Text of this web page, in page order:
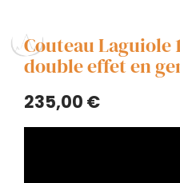
Couteau Laguiole
double effet en
235,00 €